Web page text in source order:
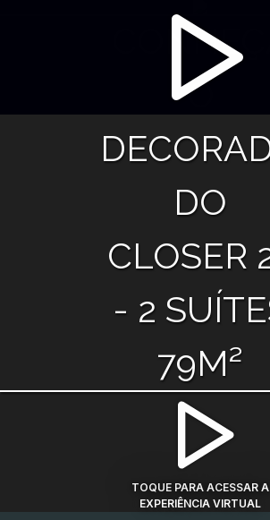
CONHEÇA
O
DO
CLOSER
- 2
79M²
TOQUE PARA ACESSAR A
EXPERIÊNCIA VIRTUAL